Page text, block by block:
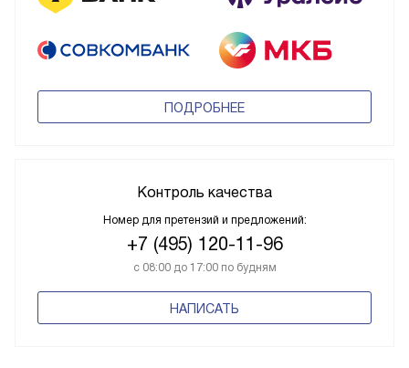
ПОДРОБНЕЕ
Контроль качества
Номер для претензий и предложений:
+7 (495) 120-11-96
с 08:00 до 17:00 по будням
НАПИСАТЬ